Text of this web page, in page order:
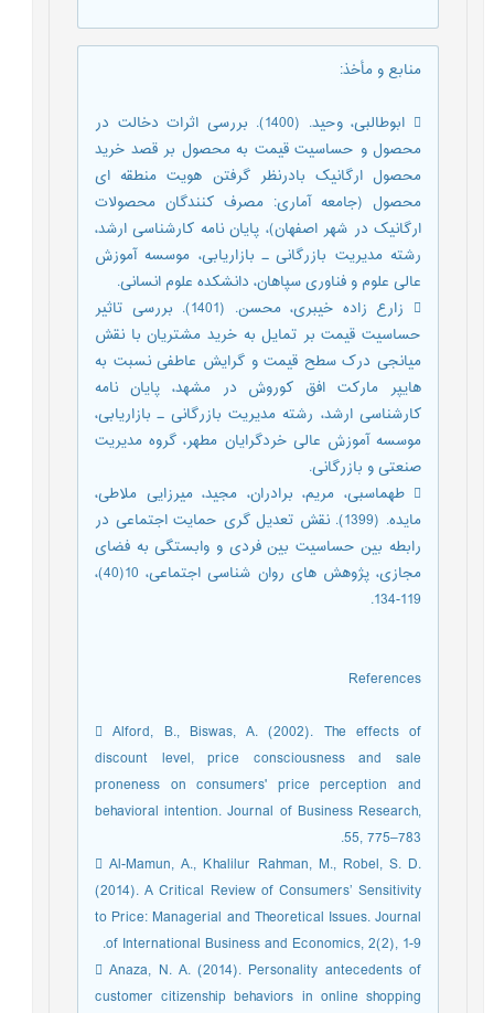
منابع و مأخذ:
 ابوطالبی، وحید. (1400). بررسی اثرات دخالت در
محصول و حساسیت قیمت به محصول بر قصد خرید
محصول ارگانیک بادرنظر گرفتن هویت منطقه ای
محصول (جامعه آماری: مصرف کنندگان محصولات
ارگانیک در شهر اصفهان)، پایان نامه کارشناسی ارشد،
رشته مدیریت بازرگانی ـ بازاریابی، موسسه آموزش
عالی علوم و فناوری سپاهان، دانشکده علوم انسانی.
 زارع زاده خیبری، محسن. (1401). بررسی تاثیر
حساسیت قیمت بر تمایل به خرید مشتریان با نقش
میانجی درک سطح قیمت و گرایش عاطفی نسبت به
هایپر مارکت افق کوروش در مشهد، پایان نامه
کارشناسی ارشد، رشته مدیریت بازرگانی ـ بازاریابی،
موسسه آموزش عالی خردگرایان مطهر، گروه مدیریت
صنعتی و بازرگانی.
 طهماسبی، مریم، برادران، مجید، میرزايی ملاطی،
مايده. (1399). نقش تعدیل گری حمایت اجتماعی در
رابطه بین حساسیت بین فردی و وابستگی به فضای
مجازی، پژوهش های روان شناسی اجتماعی، 10(40)،
119-134.
References
 Alford, B., Biswas, A. (2002). The effects of
discount level, price consciousness and sale
proneness on consumers' price perception and
behavioral intention. Journal of Business Research,
55, 775–783.
 Al-Mamun, A., Khalilur Rahman, M., Robel, S. D.
(2014). A Critical Review of Consumers’ Sensitivity
to Price: Managerial and Theoretical Issues. Journal
of International Business and Economics, 2(2), 1-9.
 Anaza, N. A. (2014). Personality antecedents of
customer citizenship behaviors in online shopping